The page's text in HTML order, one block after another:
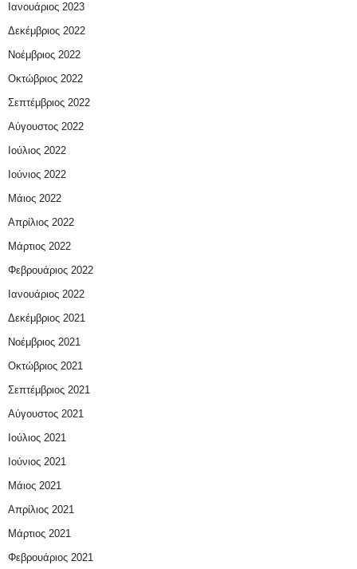
Ιανουάριος 2023
Δεκέμβριος 2022
Νοέμβριος 2022
Οκτώβριος 2022
Σεπτέμβριος 2022
Αύγουστος 2022
Ιούλιος 2022
Ιούνιος 2022
Μάιος 2022
Απρίλιος 2022
Μάρτιος 2022
Φεβρουάριος 2022
Ιανουάριος 2022
Δεκέμβριος 2021
Νοέμβριος 2021
Οκτώβριος 2021
Σεπτέμβριος 2021
Αύγουστος 2021
Ιούλιος 2021
Ιούνιος 2021
Μάιος 2021
Απρίλιος 2021
Μάρτιος 2021
Φεβρουάριος 2021